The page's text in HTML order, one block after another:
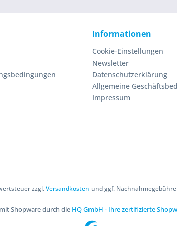
Informationen
Cookie-Einstellungen
Newsletter
Datenschutzerklärung
Allgemeine
Impressum
zzgl.Versandkosten und ggf.
Shopware durch die HQ GmbH - Ihre zertifizierte